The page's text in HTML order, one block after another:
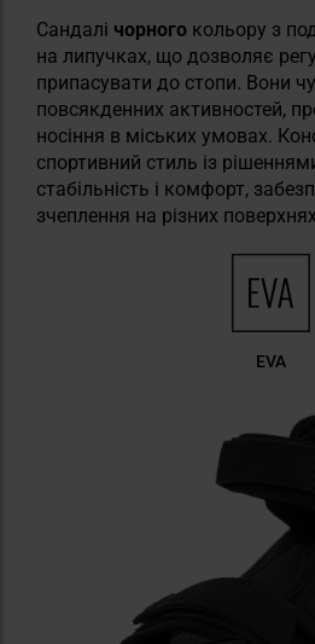
Сандалі чорного кольору з
на липучках, що дозволяє
припасувати до стопи. Вони
повсякденних активностей,
носіння в міських умовах.
спортивний стиль із
стабільність і комфорт,
зчеплення на різних
EVA